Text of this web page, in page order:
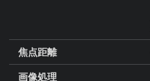
焦点距離
画像処理